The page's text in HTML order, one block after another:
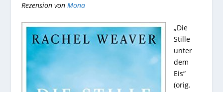
Rezension von Mona
„Die
Stille
unter
dem
Eis“
(orig.